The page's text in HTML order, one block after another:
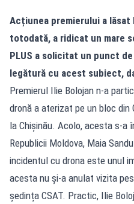
Acțiunea premierului a
totodată, a ridicat un mare
PLUS a solicitat un punct
legătură cu acest subiect,
Premierul Ilie Bolojan n-a
dronă a aterizat pe un bloc
la Chișinău. Acolo, acesta s-a
Republicii Moldova, Maia
incidentul cu drona este unul
acesta nu și-a anulat vizita
ședința CSAT. Practic, Ilie